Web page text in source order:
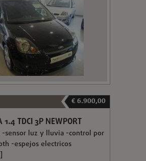
€ 6.900,00
1.4 TDCI 3P NEWPORT
sensor luz y lluvia -control por
-espejos electricos